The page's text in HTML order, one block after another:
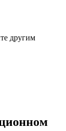
другим